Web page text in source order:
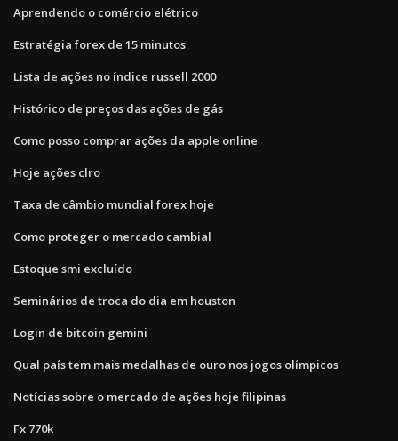
Aprendendo o comércio elétrico
Estratégia forex de 15 minutos
Lista de ações no índice russell 2000
Histórico de preços das ações de gás
Como posso comprar ações da apple online
Hoje ações clro
Taxa de câmbio mundial forex hoje
Como proteger o mercado cambial
Estoque smi excluído
Seminários de troca do dia em houston
Login de bitcoin gemini
Qual país tem mais medalhas de ouro nos jogos olímpicos
Notícias sobre o mercado de ações hoje filipinas
Fx 770k